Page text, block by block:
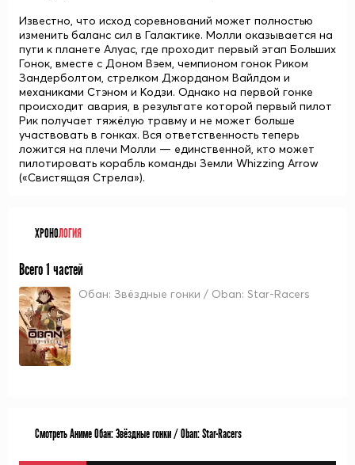
Известно, что исход соревнований может полностью
изменить баланс сил в Галактике. Молли оказывается на
пути к планете Алуас, где проходит первый этап Больших
Гонок, вместе с Доном Вэем, чемпионом гонок Риком
Зандерболтом, стрелком Джорданом Вайлдом и
механиками Стэном и Кодзи. Однако на первой гонке
происходит авария, в результате которой первый пилот
Рик получает тяжёлую травму и не может больше
участвовать в гонках. Вся ответственность теперь
ложится на плечи Молли — единственной, кто может
пилотировать корабль команды Земли Whizzing Arrow
(«Свистящая Стрела»).
ХРОНОЛОГИЯ
Всего 1 частей
Обан: Звёздные гонки / Oban: Star-Racers
Смотреть Аниме Обан: Звёздные гонки / Oban: Star-Racers